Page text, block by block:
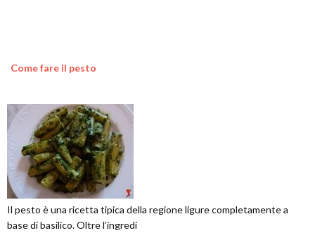
Come fare il pesto
Il pesto è una ricetta tipica della regione ligure completamente a
base di basilico. Oltre l’ingredi